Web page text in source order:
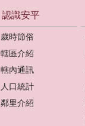
認識安平
歲時節俗
轄區介紹
轄內通訊
人口統計
鄰里介紹